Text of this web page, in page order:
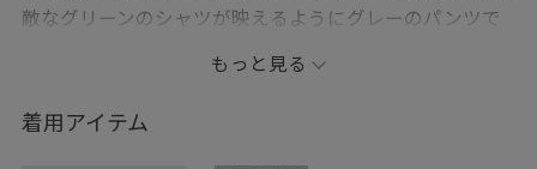
敵なグリーンのシャツが映えるようにグレーのパンツで
※商品カラーはECページをご覧ください。
もっと見る
着用アイテム